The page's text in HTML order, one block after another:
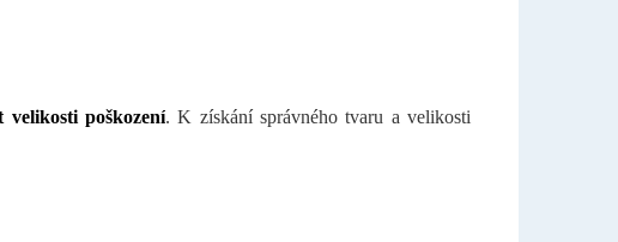
velikosti poškození. K získání správného tvaru a velikosti